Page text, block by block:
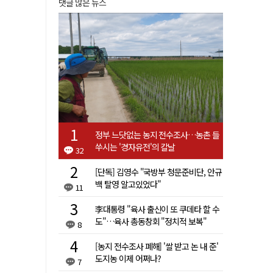
댓글 많은 뉴스
32
정부 느닷없는 농지 전수조사…농촌 들
쑤시는 '경자유전'의 칼날
11
[단독] 김영수 "국방부 청문준비단, 안규
백 탈영 알고있었다"
8
李대통령 "육사 출신이 또 쿠데타 할 수
도"…육사 총동창회 "정치적 보복"
7
[농지 전수조사 폐해] '쌀 받고 논 내 준'
도지농 이제 어쩌나?